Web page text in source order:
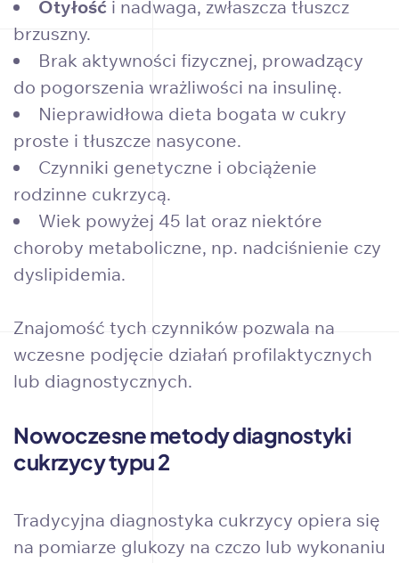
Otyłość i nadwaga, zwłaszcza tłuszcz
brzuszny.
Brak aktywności fizycznej, prowadzący
do pogorszenia wrażliwości na insulinę.
Nieprawidłowa dieta bogata w cukry
proste i tłuszcze nasycone.
Czynniki genetyczne i obciążenie
rodzinne cukrzycą.
Wiek powyżej 45 lat oraz niektóre
choroby metaboliczne, np. nadciśnienie czy
dyslipidemia.
Znajomość tych czynników pozwala na
wczesne podjęcie działań profilaktycznych
lub diagnostycznych.
Nowoczesne metody diagnostyki
cukrzycy typu 2
Tradycyjna diagnostyka cukrzycy opiera się
na pomiarze glukozy na czczo lub wykonaniu